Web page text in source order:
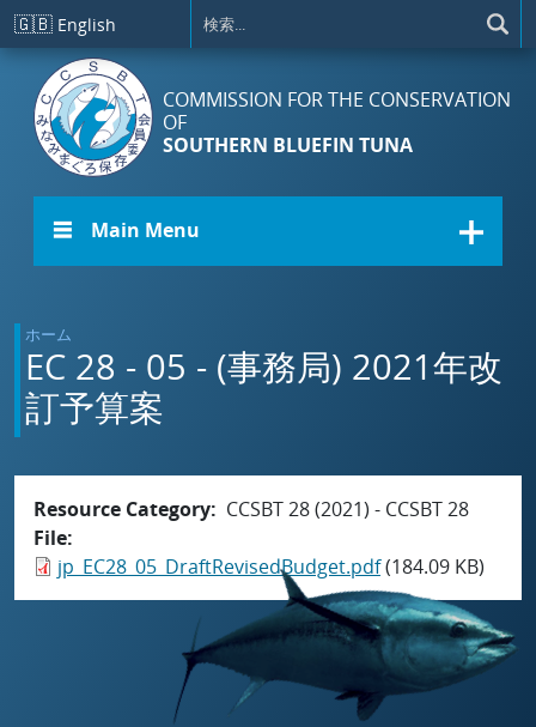
メインコンテンツに移動
🇬🇧 English
COMMISSION FOR THE CONSERVATION
OF
SOUTHERN BLUEFIN TUNA
☰ Main Menu
ホーム
EC 28 - 05 - (事務局) 2021年改
訂予算案
Resource Category
CCSBT 28 (2021) - CCSBT 28
File
jp_EC28_05_DraftRevisedBudget.pdf(184.09 KB)